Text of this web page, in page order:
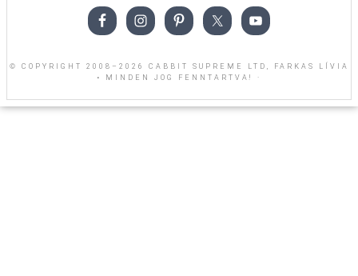
© COPYRIGHT 2008–2026 CABBIT SUPREME LTD, FARKAS LÍVIA
• MINDEN JOG FENNTARTVA! ·